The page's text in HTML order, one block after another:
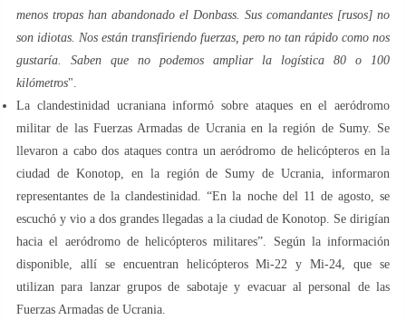
menos tropas han abandonado el Donbass. Sus comandantes [rusos] no
son idiotas. Nos están transfiriendo fuerzas, pero no tan rápido como nos
gustaría. Saben que no podemos ampliar la logística 80 o 100
kilómetros".
La clandestinidad ucraniana informó sobre ataques en el aeródromo
militar de las Fuerzas Armadas de Ucrania en la región de Sumy. Se
llevaron a cabo dos ataques contra un aeródromo de helicópteros en la
ciudad de Konotop, en la región de Sumy de Ucrania, informaron
representantes de la clandestinidad. “En la noche del 11 de agosto, se
escuchó y vio a dos grandes llegadas a la ciudad de Konotop. Se dirigían
hacia el aeródromo de helicópteros militares”. Según la información
disponible, allí se encuentran helicópteros Mi-22 y Mi-24, que se
utilizan para lanzar grupos de sabotaje y evacuar al personal de las
Fuerzas Armadas de Ucrania.